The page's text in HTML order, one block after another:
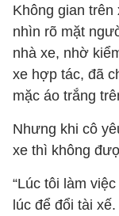
Không gian trên
nhìn rõ mặt
nhà xe, nhờ
xe hợp tác, đã
mặc áo trắng
Nhưng khi cô
xe thì không
“Lúc tôi làm
lúc để đổi tài